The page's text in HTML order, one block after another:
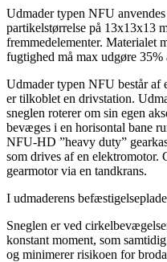
Udmader typen NFU
partikelstørrelse på 13x13x13
fremmedelementer. Materialet
fugtighed må max udgøre
Udmader typen NFU består af
er tilkoblet en drivstation.
sneglen roterer om sin egen
bevæges i en horisontal bane
NFU-HD ”heavy duty”
som drives af en elektromotor.
gearmotor via en tandkrans.
I udmaderens
Sneglen er ved
konstant moment, som
og minimerer risikoen for